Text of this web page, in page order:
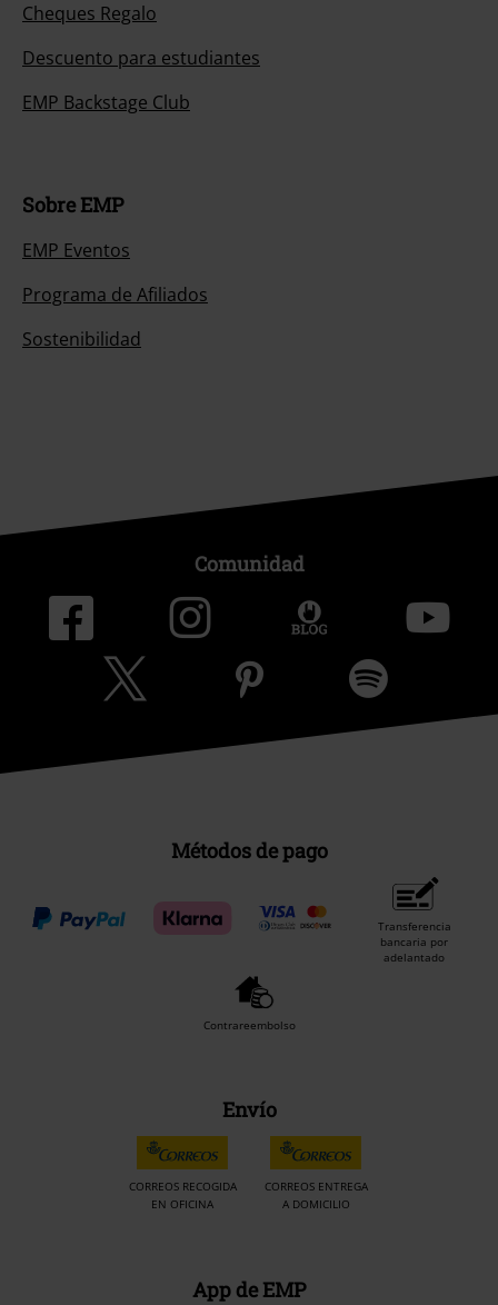
Cheques Regalo
Descuento para estudiantes
EMP Backstage Club
Sobre EMP
EMP Eventos
Programa de Afiliados
Sostenibilidad
Comunidad
Métodos de pago
Transferencia
bancaria por
adelantado
Contrareembolso
Envío
CORREOS RECOGIDA
EN OFICINA
CORREOS ENTREGA
A DOMICILIO
App de EMP